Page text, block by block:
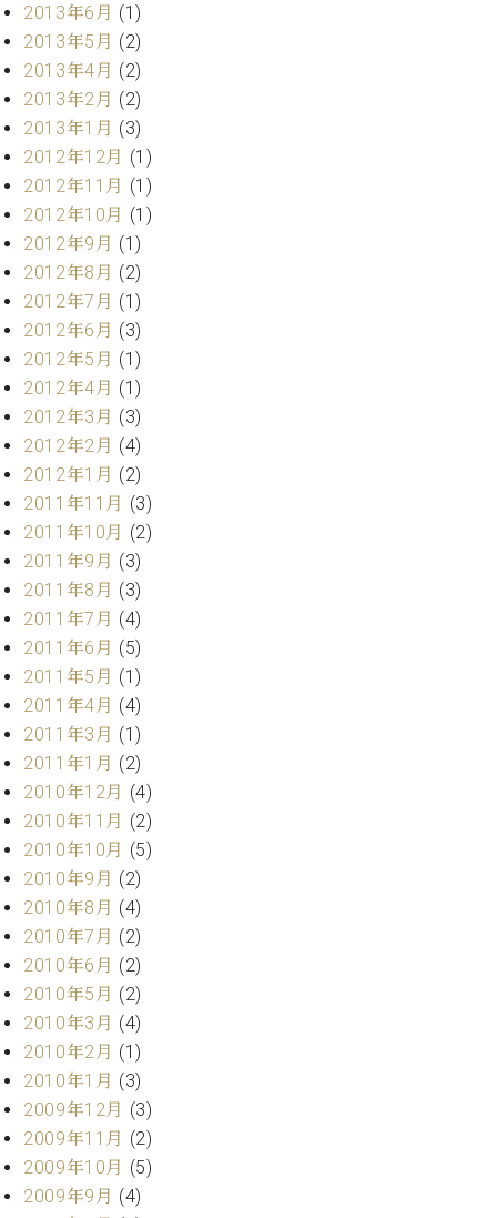
2013年6月 (1)
2013年5月 (2)
2013年4月 (2)
2013年2月 (2)
2013年1月 (3)
2012年12月 (1)
2012年11月 (1)
2012年10月 (1)
2012年9月 (1)
2012年8月 (2)
2012年7月 (1)
2012年6月 (3)
2012年5月 (1)
2012年4月 (1)
2012年3月 (3)
2012年2月 (4)
2012年1月 (2)
2011年11月 (3)
2011年10月 (2)
2011年9月 (3)
2011年8月 (3)
2011年7月 (4)
2011年6月 (5)
2011年5月 (1)
2011年4月 (4)
2011年3月 (1)
2011年1月 (2)
2010年12月 (4)
2010年11月 (2)
2010年10月 (5)
2010年9月 (2)
2010年8月 (4)
2010年7月 (2)
2010年6月 (2)
2010年5月 (2)
2010年3月 (4)
2010年2月 (1)
2010年1月 (3)
2009年12月 (3)
2009年11月 (2)
2009年10月 (5)
2009年9月 (4)